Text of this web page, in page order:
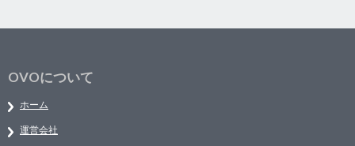
OVOについて
ホーム
運営会社